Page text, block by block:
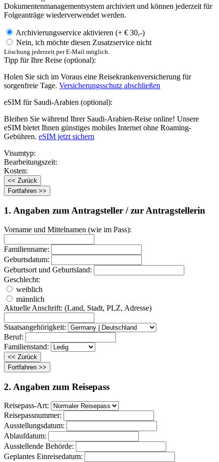
Dokumentenmanagementsystem archiviert und können jederzeit für
Folgeanträge wiederverwendet werden.
Archivierungsservice aktivieren (+ € 30,-)
Nein, ich möchte diesen Zusatzservice nicht
Löschung jederzeit per E-Mail möglich.
Tipp für Ihre Reise (optional):
Holen Sie sich im Voraus eine Reisekrankenversicherung für
sorgenfreie Tage. Versicherungsschutz abschließen
eSIM für Saudi-Arabien (optional):
Bleiben Sie während Ihrer Saudi-Arabien-Reise online! Unsere
eSIM bietet Ihnen günstiges mobiles Internet ohne Roaming-
Gebühren. eSIM jetzt sichern
Visumtyp:
Bearbeitungszeit:
Kosten:
1. Angaben zum Antragsteller / zur Antragstellerin
Vorname und Mittelnamen (wie im Pass):
Familienname:
Geburtsdatum:
Geburtsort und Geburtsland:
Geschlecht:
weiblich
männlich
Aktuelle Anschrift: (Land, Stadt, PLZ, Adresse)
Staatsangehörigkeit:
Beruf:
Familienstand:
2. Angaben zum Reisepass
Reisepass-Art:
Reisepassnummer:
Ausstellungsdatum:
Ablaufdatum:
Ausstellende Behörde:
Geplantes Einreisedatum: